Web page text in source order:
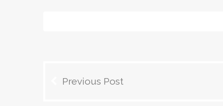
Navegación
Previous Post